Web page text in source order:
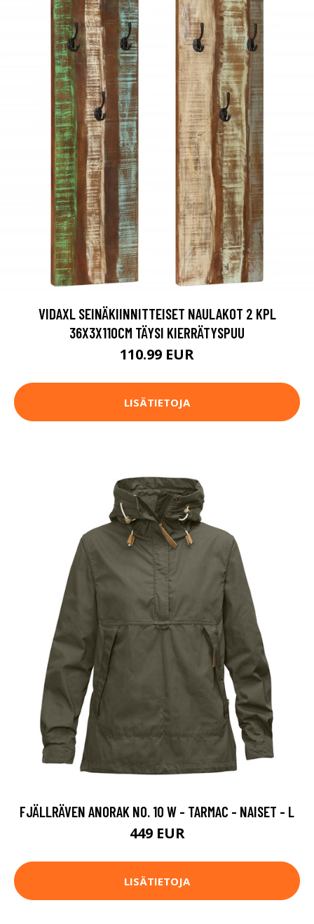
VIDAXL SEINÄKIINNITTEISET NAULAKOT 2 KPL
36X3X110CM TÄYSI KIERRÄTYSPUU
110.99 EUR
LISÄTIETOJA
FJÄLLRÄVEN ANORAK NO. 10 W - TARMAC - NAISET - L
449 EUR
LISÄTIETOJA